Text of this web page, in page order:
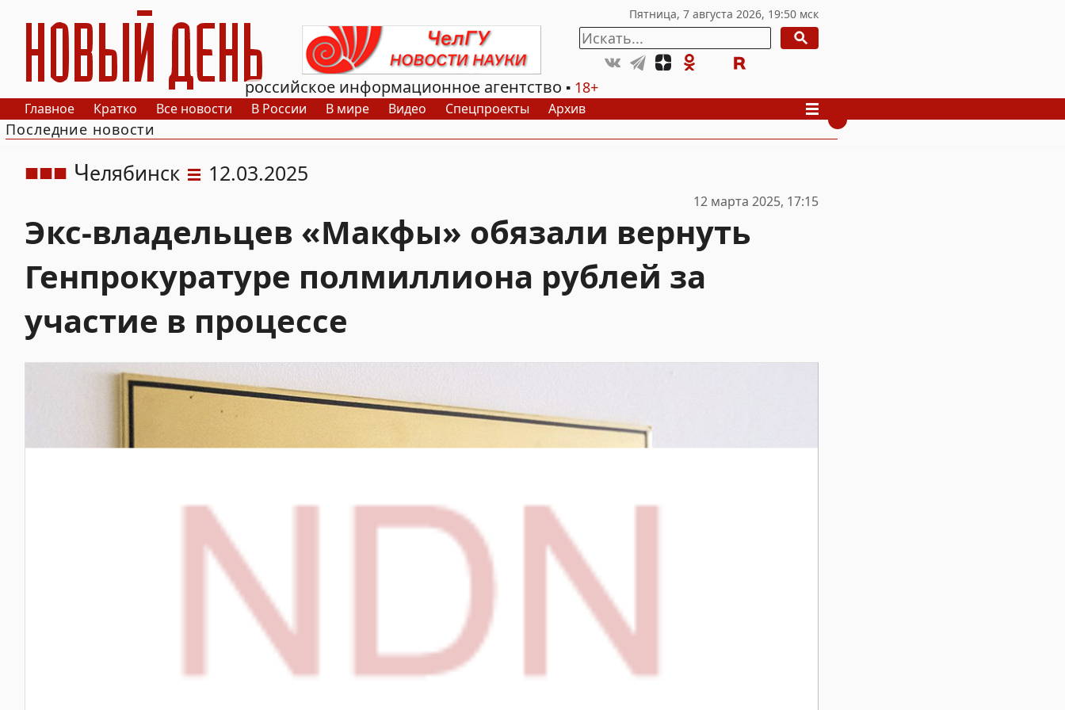
РИА Новый День
российское информационное агентство
18+
Главное Кратко Все новости В России В мире Видео Спецпроекты Архив
Последние новости
Челябинск 12.03.2025
12 марта 2025, 17:15
Экс-владельцев «Макфы» обязали вернуть
Генпрокуратуре полмиллиона рублей за
участие в процессе